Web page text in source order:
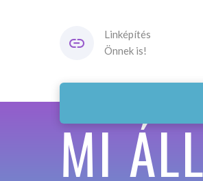
Linképítés
Önnek is!
MI